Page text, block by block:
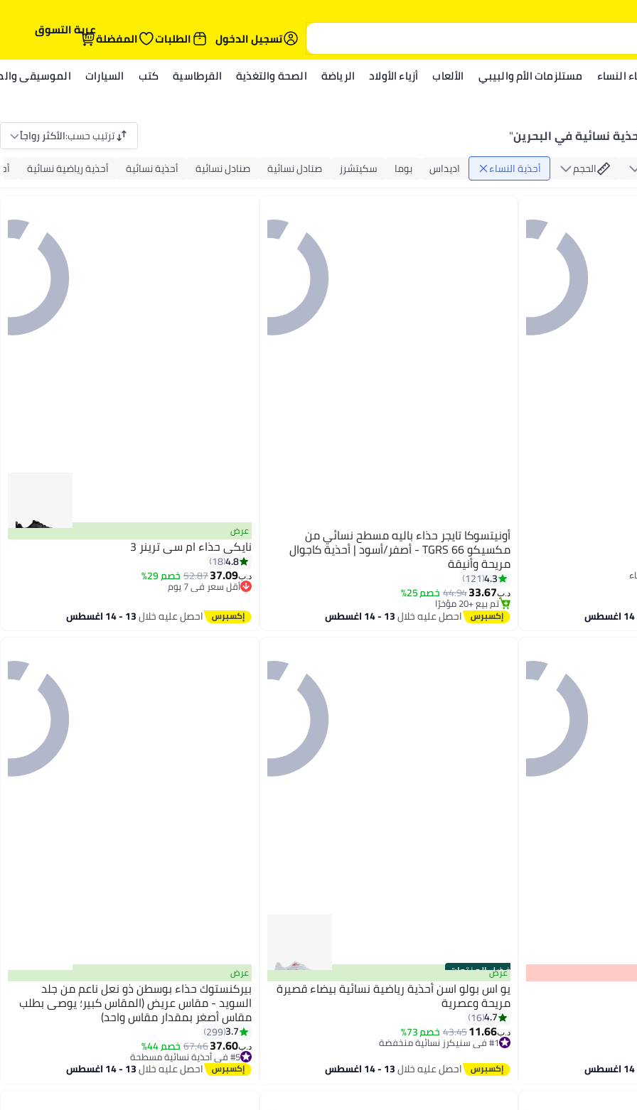
تسجيل الدخول
الطلبات المفضلةعربة التسوق
النساء مستلزمات الأم والبيبي الألعاب أزياء الأولاد الرياضة الصحة والتغذية القرطاسية كتب السيارات الموسيقى
نسائية في البحرين" ترتيب حسب:الأكثر رواجاً
الحجم أحذية النساء اديداس بوما سكيتشرز صنادل نسائية صنادل نسائية أحذية نسائية أحذية رياضية نسائية
13
أونيتسوكا تايجر حذاء باليه مسطح نسائي من
مكسيكو 66 TGRS - أصفر/أسود | أحذية كاجوال
مريحة وأنيقة
4.3
121
د.ب‏33.67
44.94خصم 25%
تم بيع +20 مؤخرًا
تم بيع +20 مؤخرًا احصل عليه خلال13 - 14 اغسطس
عرض
نايكي حذاء ام سي ترينر 3
4.8
18
د.ب‏37.09
52.87 خصم 29% أقل سعر في 7 يوم
بتخلّص بسرعة
احصل عليه خلال13 - 14 اغسطس
أفضل المنتجات
عرض
يو اس بولو اسن أحذية رياضية نسائية بيضاء قصيرة
مريحة وعصرية
4.7
16
د.ب‏11.66
43.45خصم 73% #1 في سنيكرز نسائية منخفضة
تم بيع +60 مؤخرًا
#1 في سنيكرز نسائية منخفضة احصل عليه خلال13 - 14 اغسطس
18
عرض
بيركنستوك حذاء بوسطن ذو نعل ناعم من جلد
السويد - مقاس عريض (المقاس كبير؛ يوصى بطلب
مقاس أصغر بمقدار مقاس واحد)
3.7
299
د.ب‏37.60
67.46 خصم 44% #5 في أحذية نسائية مسطحة
تم بيع +10 مؤخرًا
#5 في أحذية نسائية مسطحة احصل عليه خلال13 - 14 اغسطس